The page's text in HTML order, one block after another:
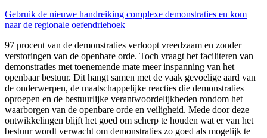
Gebruik de nieuwe handreiking complexe demonstraties en kom
naar de regionale oefendriehoek
97 procent van de demonstraties verloopt vreedzaam en zonder
verstoringen van de openbare orde. Toch vraagt het faciliteren van
demonstraties met toenemende mate meer inspanning van het
openbaar bestuur. Dit hangt samen met de vaak gevoelige aard van
de onderwerpen, de maatschappelijke reacties die demonstraties
oproepen en de bestuurlijke verantwoordelijkheden rondom het
waarborgen van de openbare orde en veiligheid. Mede door deze
ontwikkelingen blijft het goed om scherp te houden wat er van het
bestuur wordt verwacht om demonstraties zo goed als mogelijk te